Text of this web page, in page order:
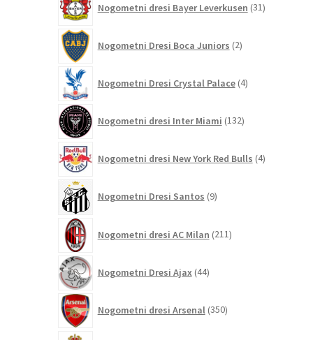
Nogometni dresi Bayer Leverkusen 31izdelkov
Nogometni Dresi Boca Juniors 2izdelka
Nogometni Dresi Crystal Palace 4izdelki
Nogometni dresi Inter Miami 132izdelkov
Nogometni dresi New York Red Bulls 4izdelki
Nogometni Dresi Santos 9izdelkov
Nogometni dresi AC Milan 211izdelkov
Nogometni Dresi Ajax 44izdelkov
Nogometni dresi Arsenal 350izdelkov